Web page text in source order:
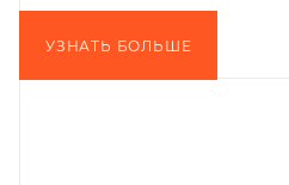
УЗНАТЬ БОЛЬШЕ